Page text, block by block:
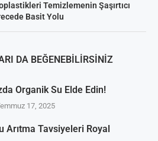
Temizlemenin Şaşırtıcı
Basit Yolu
DA BEĞENEBILIRSINIZ
Organik Su Elde Edin!
17, 2025
Arıtma Tavsiyeleri Royal